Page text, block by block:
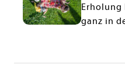
Erholung
ganz in